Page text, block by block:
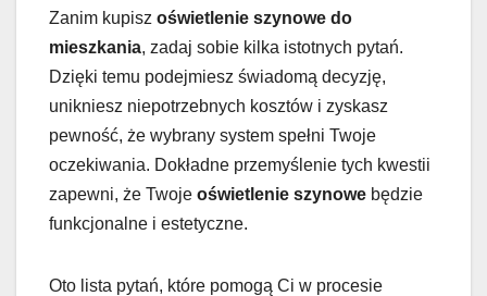
Zanim kupisz oświetlenie szynowe do
mieszkania, zadaj sobie kilka istotnych pytań.
Dzięki temu podejmiesz świadomą decyzję,
unikniesz niepotrzebnych kosztów i zyskasz
pewność, że wybrany system spełni Twoje
oczekiwania. Dokładne przemyślenie tych kwestii
zapewni, że Twoje oświetlenie szynowe będzie
funkcjonalne i estetyczne.
Oto lista pytań, które pomogą Ci w procesie